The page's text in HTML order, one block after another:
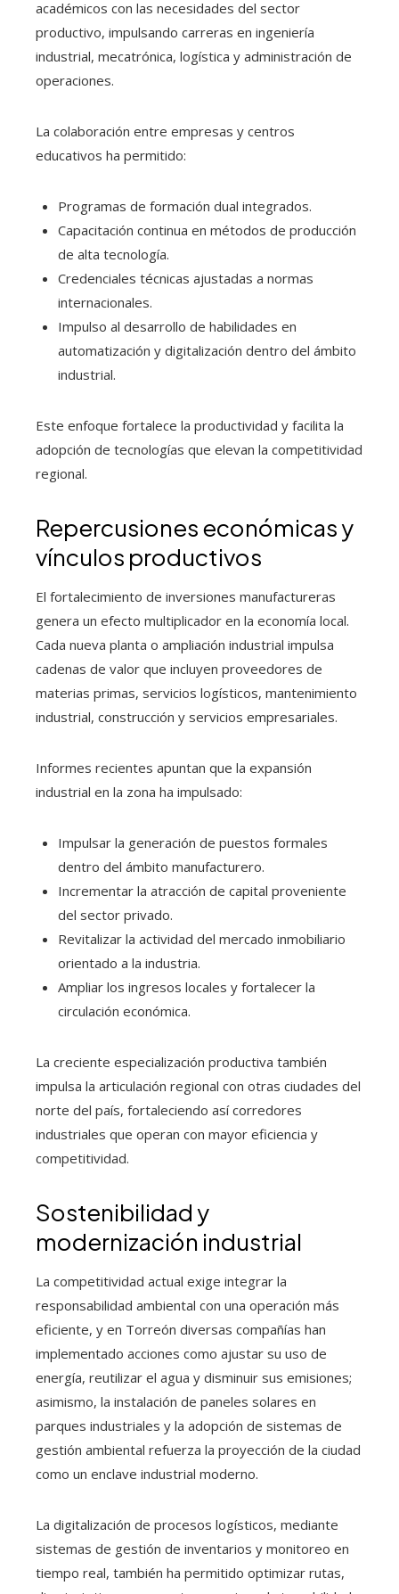
académicos con las necesidades del sector
productivo, impulsando carreras en ingeniería
industrial, mecatrónica, logística y administración de
operaciones.
La colaboración entre empresas y centros
educativos ha permitido:
Programas de formación dual integrados.
Capacitación continua en métodos de producción
de alta tecnología.
Credenciales técnicas ajustadas a normas
internacionales.
Impulso al desarrollo de habilidades en
automatización y digitalización dentro del ámbito
industrial.
Este enfoque fortalece la productividad y facilita la
adopción de tecnologías que elevan la competitividad
regional.
Repercusiones económicas y
vínculos productivos
El fortalecimiento de inversiones manufactureras
genera un efecto multiplicador en la economía local.
Cada nueva planta o ampliación industrial impulsa
cadenas de valor que incluyen proveedores de
materias primas, servicios logísticos, mantenimiento
industrial, construcción y servicios empresariales.
Informes recientes apuntan que la expansión
industrial en la zona ha impulsado:
Impulsar la generación de puestos formales
dentro del ámbito manufacturero.
Incrementar la atracción de capital proveniente
del sector privado.
Revitalizar la actividad del mercado inmobiliario
orientado a la industria.
Ampliar los ingresos locales y fortalecer la
circulación económica.
La creciente especialización productiva también
impulsa la articulación regional con otras ciudades del
norte del país, fortaleciendo así corredores
industriales que operan con mayor eficiencia y
competitividad.
Sostenibilidad y
modernización industrial
La competitividad actual exige integrar la
responsabilidad ambiental con una operación más
eficiente, y en Torreón diversas compañías han
implementado acciones como ajustar su uso de
energía, reutilizar el agua y disminuir sus emisiones;
asimismo, la instalación de paneles solares en
parques industriales y la adopción de sistemas de
gestión ambiental refuerza la proyección de la ciudad
como un enclave industrial moderno.
La digitalización de procesos logísticos, mediante
sistemas de gestión de inventarios y monitoreo en
tiempo real, también ha permitido optimizar rutas,